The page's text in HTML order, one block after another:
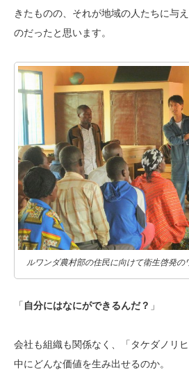
きたものの、それが地域の人たちに与
のだったと思います。
ルワンダ農村部の住民に向けて衛生啓発の
「 自分にはなにができるんだ？ 」
会社も組織も関係なく、「タケダノリ
中にどんな価値を生み出せるのか。